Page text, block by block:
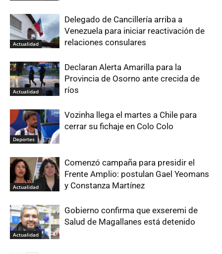
Actualidad
Delegado de Cancillería arriba a
Venezuela para iniciar reactivación de
relaciones consulares
Actualidad
Declaran Alerta Amarilla para la
Provincia de Osorno ante crecida de
ríos
Deportes
Vozinha llega el martes a Chile para
cerrar su fichaje en Colo Colo
Actualidad
Comenzó campaña para presidir el
Frente Amplio: postulan Gael Yeomans
y Constanza Martínez
Actualidad
Gobierno confirma que exseremi de
Salud de Magallanes está detenido